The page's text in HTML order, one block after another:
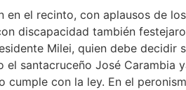
el recinto, con aplausos de
discapacidad también
Milei, quien debe decidir
el santacruceño José Carambia
con la ley. En el